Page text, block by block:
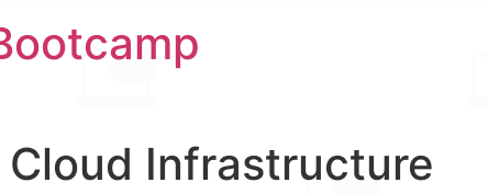
Cloud Infrastructure